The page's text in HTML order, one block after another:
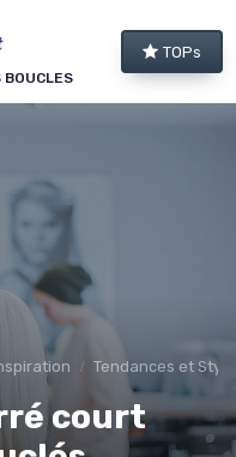
BOUCLES
TOPs
Tendances et
court